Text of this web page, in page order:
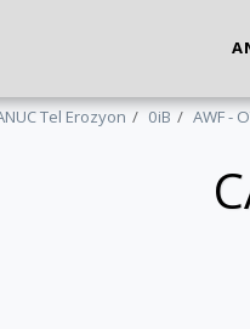
Tel Erozyon 0iB AWF -